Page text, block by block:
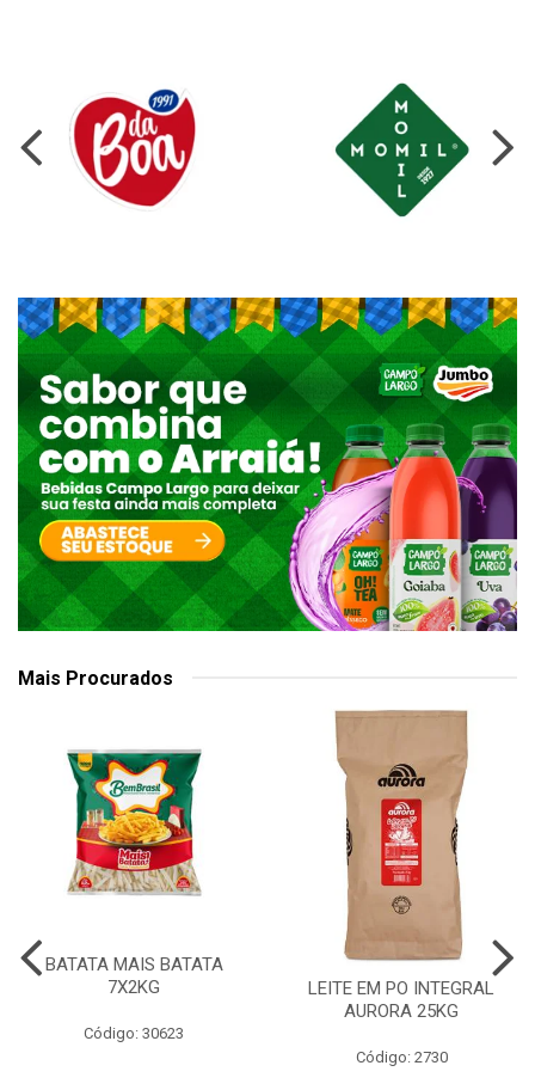
Mais Procurados
BATATA MAIS BATATA
7X2KG
Código: 30623
LEITE EM PO INTEGRAL
AURORA 25KG
Código: 2730